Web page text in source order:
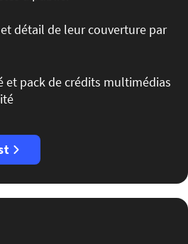
détail de leur couverture par
pack de crédits multimédias